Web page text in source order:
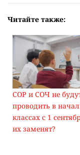
Читайте также:
СОР и СОЧ не
проводить в
классах с 1
их заменят?